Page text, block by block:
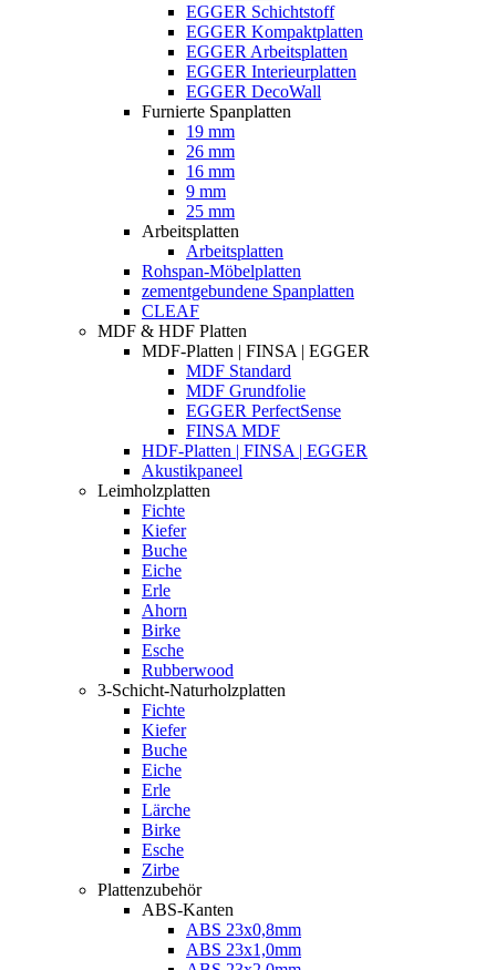
EGGER Schichtstoff
EGGER Kompaktplatten
EGGER Arbeitsplatten
EGGER Interieurplatten
EGGER DecoWall
Furnierte Spanplatten
19 mm
26 mm
16 mm
9 mm
25 mm
Arbeitsplatten
Arbeitsplatten
Rohspan-Möbelplatten
zementgebundene Spanplatten
CLEAF
MDF & HDF Platten
MDF-Platten | FINSA | EGGER
MDF Standard
MDF Grundfolie
EGGER PerfectSense
FINSA MDF
HDF-Platten | FINSA | EGGER
Akustikpaneel
Leimholzplatten
Fichte
Kiefer
Buche
Eiche
Erle
Ahorn
Birke
Esche
Rubberwood
3-Schicht-Naturholzplatten
Fichte
Kiefer
Buche
Eiche
Erle
Lärche
Birke
Esche
Zirbe
Plattenzubehör
ABS-Kanten
ABS 23x0,8mm
ABS 23x1,0mm